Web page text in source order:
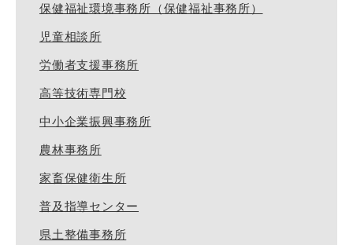
保健福祉環境事務所（保健福祉事務所）
児童相談所
労働者支援事務所
高等技術専門校
中小企業振興事務所
農林事務所
家畜保健衛生所
普及指導センター
県土整備事務所